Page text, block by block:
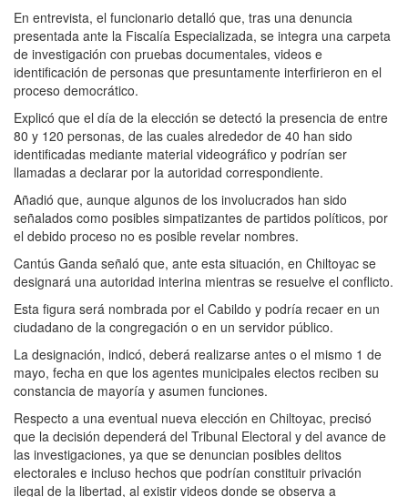
En entrevista, el funcionario detalló que, tras una denuncia
presentada ante la Fiscalía Especializada, se integra una carpeta
de investigación con pruebas documentales, videos e
identificación de personas que presuntamente interfirieron en el
proceso democrático.
Explicó que el día de la elección se detectó la presencia de entre
80 y 120 personas, de las cuales alrededor de 40 han sido
identificadas mediante material videográfico y podrían ser
llamadas a declarar por la autoridad correspondiente.
Añadió que, aunque algunos de los involucrados han sido
señalados como posibles simpatizantes de partidos políticos, por
el debido proceso no es posible revelar nombres.
Cantús Ganda señaló que, ante esta situación, en Chiltoyac se
designará una autoridad interina mientras se resuelve el conflicto.
Esta figura será nombrada por el Cabildo y podría recaer en un
ciudadano de la congregación o en un servidor público.
La designación, indicó, deberá realizarse antes o el mismo 1 de
mayo, fecha en que los agentes municipales electos reciben su
constancia de mayoría y asumen funciones.
Respecto a una eventual nueva elección en Chiltoyac, precisó
que la decisión dependerá del Tribunal Electoral y del avance de
las investigaciones, ya que se denuncian posibles delitos
electorales e incluso hechos que podrían constituir privación
ilegal de la libertad, al existir videos donde se observa a